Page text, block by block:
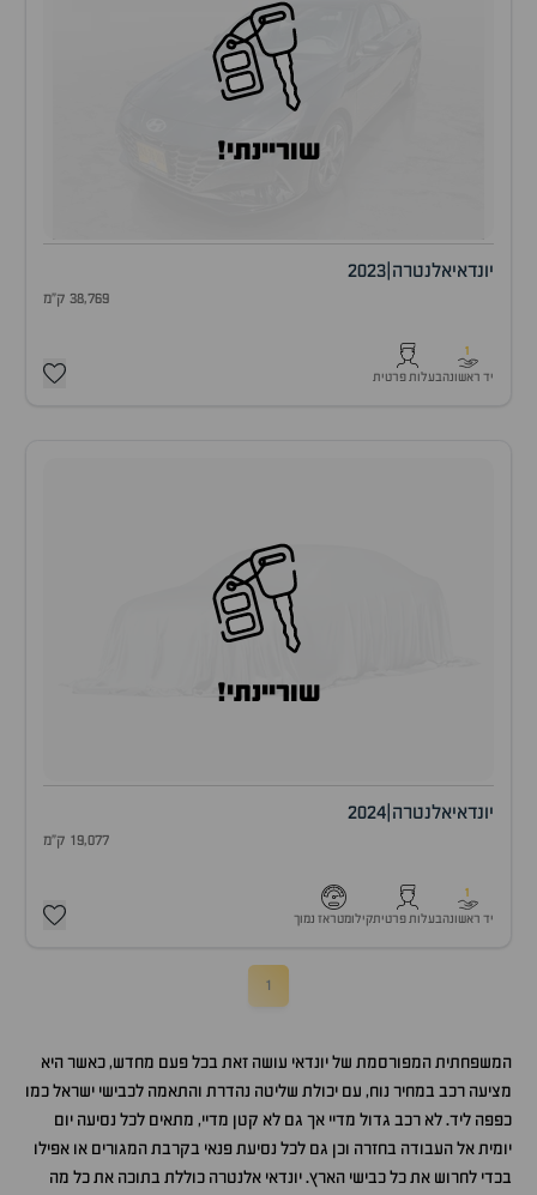
שוריינתי!
יונדאיאלנטרה 2023
38,769 ק"מ
1
יד ראשונהבעלות פרטית
שוריינתי!
יונדאיאלנטרה 2024
19,077 ק"מ
1
יד ראשונהבעלות פרטיתקילומטראז נמוך
1
המשפחתית המפורסמת של יונדאי עושה זאת בכל פעם מחדש, כאשר היא
מציעה רכב במחיר נוח, עם יכולת שליטה נהדרת והתאמה לכבישי ישראל כמו
כפפה ליד. לא רכב גדול מדיי אך גם לא קטן מדיי, מתאים לכל נסיעה יום
יומית אל העבודה בחזרה וכן גם לכל נסיעת פנאי בקרבת המגורים או אפילו
בכדי לחרוש את כל כבישי הארץ. יונדאי אלנטרה כוללת בתוכה את כל מה